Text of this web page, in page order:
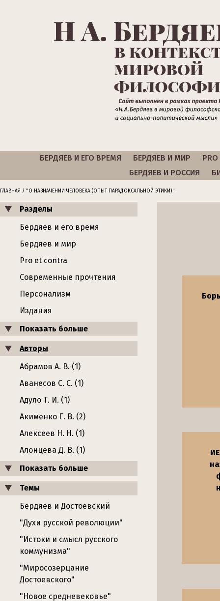
БЕРДЯЕВ И ЕГО ВРЕМЯ БЕРДЯЕВ И МИР
PRO
БЕРДЯЕВ И РОССИЯ
ГЛАВНАЯ / "О НАЗНАЧЕНИИ ЧЕЛОВЕКА (ОПЫТ ПАРАДОКСАЛЬНОЙ ЭТИКИ)"
Разделы
Бердяев и его время
Бердяев и мир
Pro et contra
Современные прочтения
Персонализм
Издания
Показать больше
Авторы
Абрамов А. В. (1)
Аванесов С. С. (1)
Адуло Т. И. (1)
Акименко Г. В. (2)
Алексеев Н. Н. (1)
Алонцева Д. В. (1)
Показать больше
Темы
Бердяев и Достоевский
"Духи русской революции"
"Истоки и смысл русского
коммунизма"
"Миросозерцание
Достоевского"
"Новое средневековье"